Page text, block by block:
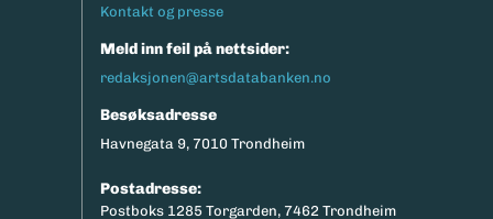
Kontakt og presse
Meld inn feil på nettsider:
redaksjonen@artsdatabanken.no
Besøksadresse
Havnegata 9, 7010 Trondheim
Postadresse:
Postboks 1285 Torgarden, 7462 Trondheim